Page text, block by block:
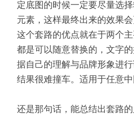
定底图的时候一定要尽量选
元素，这样最终出来的效果会
这个套路的优点就在于两个
都是可以随意替换的，文字
据自己的理解与品牌形象进
结果很难撞车。适用于任意中
还是那句话，能总结出套路